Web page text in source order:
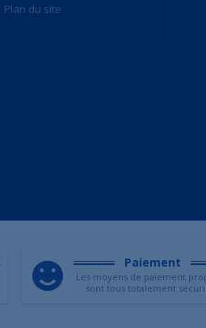
Plan du site
Paiement
Les moyens de paiement
sont tous totalement